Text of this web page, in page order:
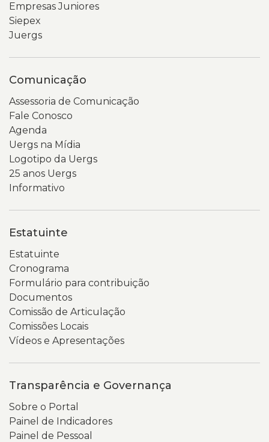
Empresas Juniores
Siepex
Juergs
Comunicação
Assessoria de Comunicação
Fale Conosco
Agenda
Uergs na Mídia
Logotipo da Uergs
25 anos Uergs
Informativo
Estatuinte
Estatuinte
Cronograma
Formulário para contribuição
Documentos
Comissão de Articulação
Comissões Locais
Vídeos e Apresentações
Transparência e Governança
Sobre o Portal
Painel de Indicadores
Painel de Pessoal